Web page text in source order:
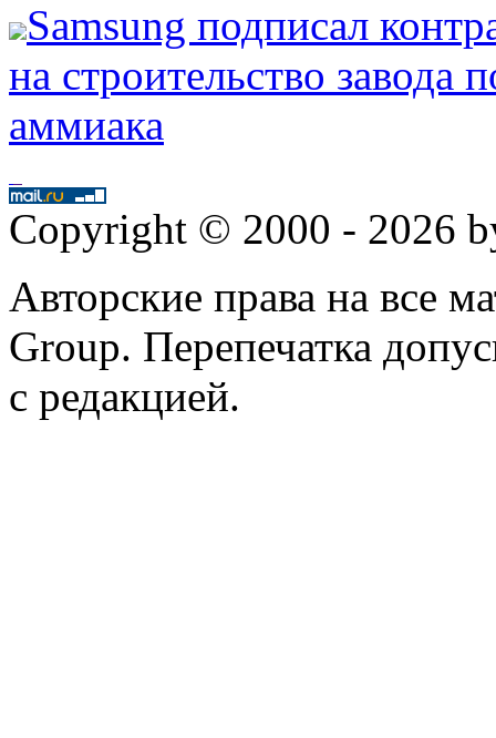
Samsung подписал
на строительство завода
аммиака
Copyright © 2000 - 2026
Авторские права на все
Group. Перепечатка
с редакцией.